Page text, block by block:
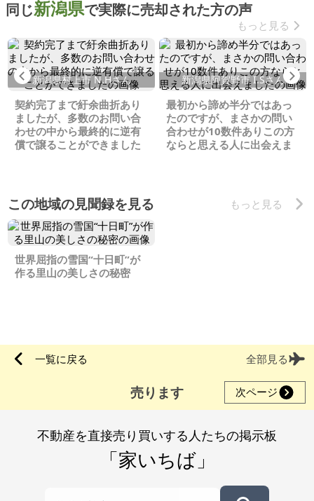
同じ新潟県で実際に売却された方の声
もっと見る
Previous
新潟県村上市 N.Hさん
契約完了まで紆余曲折あり
ましたが、多数のお問い合
わせの中から最終的に逆有
償で譲ることができました
新潟県阿賀野市 I.Sさん
最初から諦め半分ではあっ
たのですが、まさかの問い
合わせが10数件ありこの方
ならと思える人に出会えま
この地域の見聞録を見る もっと見る
世界屈指の雪国“十日町”が
作る里山の美しさの秘密
一覧に戻る 全部見る
売ります 次ページ
不動産を直接売り買いする人たちの掲示板
「家いちば」